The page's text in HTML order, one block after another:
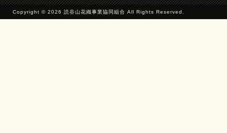
Copyright © 2026 読谷山花織事業協同組合 All Rights Reserved.